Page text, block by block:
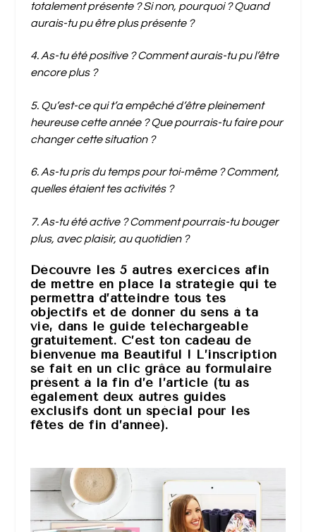
totalement présente ? Si non, pourquoi ? Quand
aurais-tu pu être plus présente ?
4. As-tu été positive ? Comment aurais-tu pu l’être
encore plus ?
5. Qu’est-ce qui t’a empêché d’être pleinement
heureuse cette année ? Que pourrais-tu faire pour
changer cette situation ?
6. As-tu pris du temps pour toi-même ? Comment,
quelles étaient tes activités ?
7. As-tu été active ?Comment pourrais-tu bouger
plus, avec plaisir, au quotidien ?
Découvre les 5 autres exercices afin
de mettre en place la stratégie qui te
permettra d’atteindre tous tes
objectifs et de donner du sens à ta
vie, dans le guide téléchargeable
gratuitement. C’est ton cadeau de
bienvenue ma Beautiful ! L’inscription
se fait en un clic grâce au formulaire
présent à la fin d’e l’article (tu as
également deux autres guides
exclusifs dont un spécial pour les
fêtes de fin d’année).